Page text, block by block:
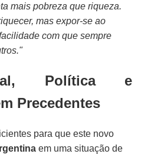
mais pobreza que riqueza.
mas expor-se ao
com que sempre
Política e
Precedentes
para que este novo
em uma situação de